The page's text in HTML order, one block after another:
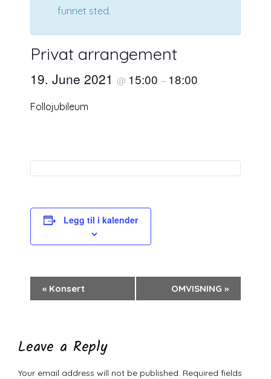
funnet sted.
Privat arrangement
19. June 2021 @ 15:00 – 18:00
Follojubileum
Legg til i kalender
Arrangement
« Konsert OMVISNING »
Leave a Reply
Your email address will not be published. Required fields